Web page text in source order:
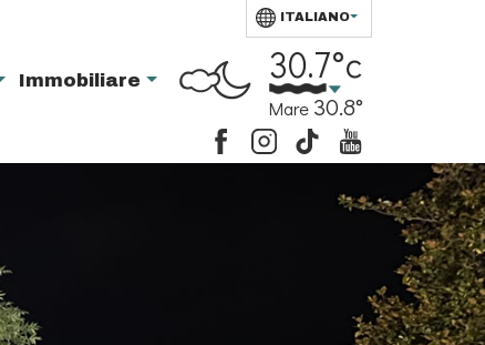
Immobiliare
ITALIANO
30.7°c
Mare 30.8°